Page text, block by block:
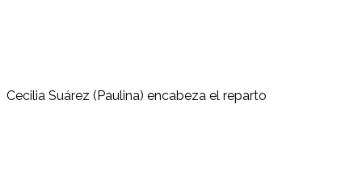
Cecilia Suárez (Paulina) encabeza el reparto